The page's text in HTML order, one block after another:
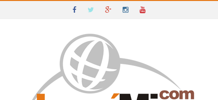
IGUAÍ E SUDOESTE DA BAHIA